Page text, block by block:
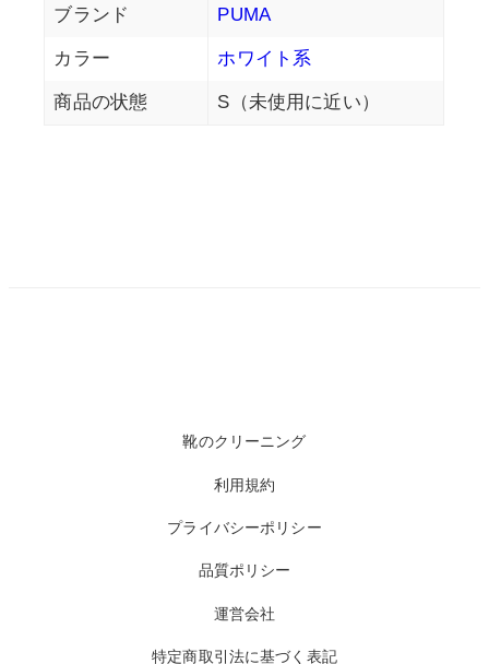
ブランド PUMA
カラー ホワイト系
商品の状態 S（未使用に近い）
靴のクリーニング
利用規約
プライバシーポリシー
品質ポリシー
運営会社
特定商取引法に基づく表記